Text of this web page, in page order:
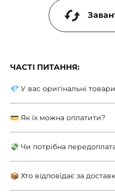
ЧАСТІ ПИТАННЯ:
💎 У вас оригінальні
💳 Як їх можна оплатити?
💸 Чи потрібна
📦 Хто відповідає за